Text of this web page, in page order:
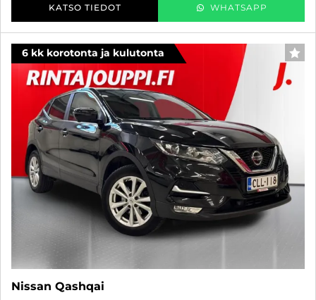
KATSO TIEDOT WHATSAPP
6 kk korotonta ja kulutonta
Nissan Qashqai